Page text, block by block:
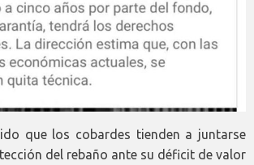
que los cobardes tienden a juntarse
del rebaño ante su déficit de valor